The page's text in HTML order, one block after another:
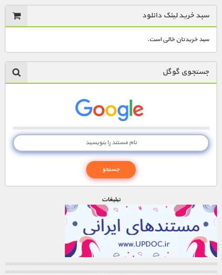
سبد خرید لینک دانلود
سبد خریدتان خالی است.
جستجوی گوگل
تبليغات